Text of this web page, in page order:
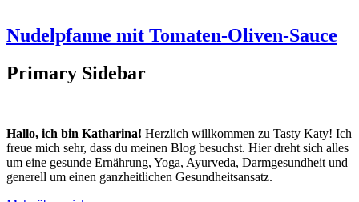
Nudelpfanne mit Tomaten-Oliven-Sauce
Primary Sidebar
Hallo, ich bin Katharina! Herzlich willkommen zu Tasty Katy! Ich
freue mich sehr, dass du meinen Blog besuchst. Hier dreht sich alles
um eine gesunde Ernährung, Yoga, Ayurveda, Darmgesundheit und
generell um einen ganzheitlichen Gesundheitsansatz.